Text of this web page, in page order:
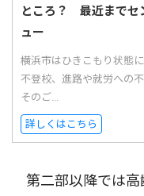
ところ？ 最近までセ
ュー
横浜市はひきこもり状態
不登校、進路や就労への
そのご...
詳しくはこちら
第二部以降では高